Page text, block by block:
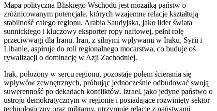
Mapa polityczna Bliskiego Wschodu jest mozaiką państw o
zróżnicowanym potencjale, których wzajemne relacje kształtują
stabilność całego regionu. Arabia Saudyjska, jako lider świata
sunnickiego i kluczowy eksporter ropy naftowej, pełni rolę
przeciwwagi dla Iranu. Iran, z silnymi wpływami w Iraku, Syrii i
Libanie, aspiruje do roli regionalnego mocarstwa, co buduje oś
rywalizacji o dominację w Azji Zachodniej.
Irak, położony w sercu regionu, pozostaje polem ścierania się
wpływów zewnętrznych, próbując jednocześnie odbudować swoją
suwerenność po dekadach konfliktów. Izrael, jako jedyne państwo o
ustroju demokratycznym w regionie i posiadające rozwinięty sektor
technologiczny oraz militarny, utrzymuje relacje z państwami